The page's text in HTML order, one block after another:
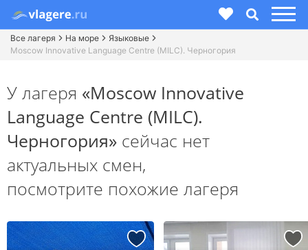
Все лагеря На море
Языковые
Moscow Innovative Language Centre (MILC). Черногория
У лагеря «Moscow Innovative
Language Centre (MILC).
Черногория» сейчас нет
актуальных смен,
посмотрите похожие лагеря